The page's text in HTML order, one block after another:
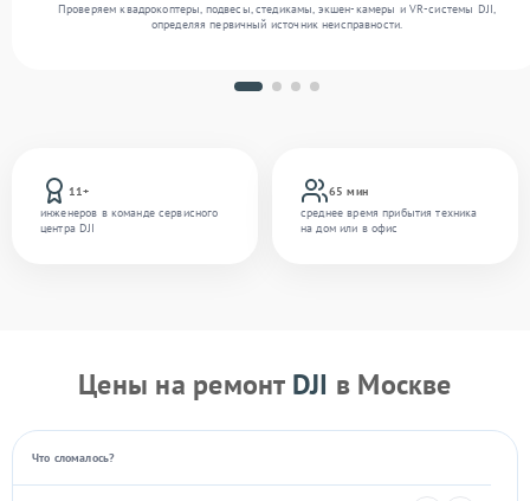
11+
инженеров в команде сервисного
центра DJI
65 мин
среднее время прибытия техника
на дом или в офис
Проверяем квадрокоптеры, подвесы, стедикамы, экшен-камеры и VR-системы DJI,
определяя первичный источник неисправности.
Цены на ремонт DJI в Москве
Что сломалось?